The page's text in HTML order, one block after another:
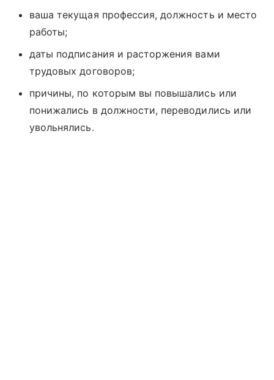
ваша текущая профессия, должность и место
работы;
даты подписания и расторжения вами
трудовых договоров;
причины, по которым вы повышались или
понижались в должности, переводились или
увольнялись.